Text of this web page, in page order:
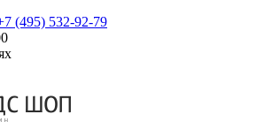
(495) 532-92-79